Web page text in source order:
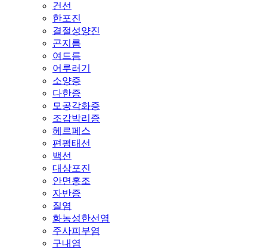
건선
한포진
결절성양진
곤지름
여드름
어루러기
소양증
다한증
모공각화증
조갑박리증
헤르페스
편평태선
백선
대상포진
안면홍조
자반증
질염
화농성한선염
주사피부염
구내염